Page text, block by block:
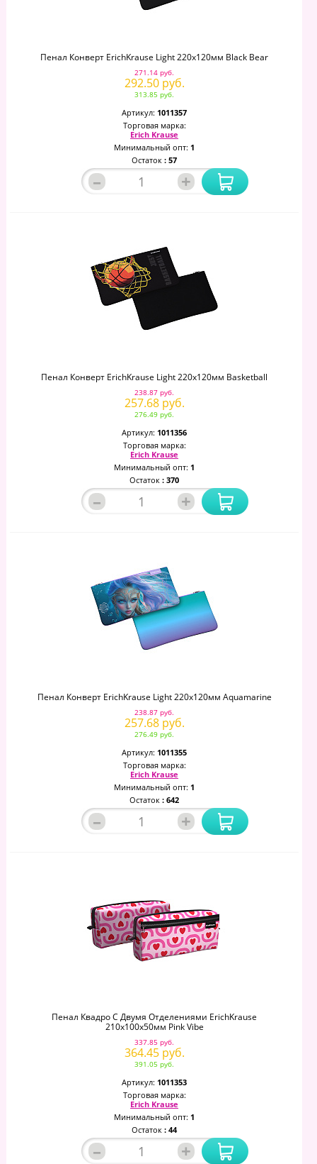
Пенал Конверт ErichKrause Light 220x120мм Black Bear
271.14 руб.
292.50 руб.
313.85 руб.
Артикул: 1011357
Торговая марка:
Erich Krause
Минимальный опт: 1
Остаток : 57
– +
Пенал Конверт ErichKrause Light 220x120мм Basketball
238.87 руб.
257.68 руб.
276.49 руб.
Артикул: 1011356
Торговая марка:
Erich Krause
Минимальный опт: 1
Остаток : 370
– +
Пенал Конверт ErichKrause Light 220x120мм Aquamarine
238.87 руб.
257.68 руб.
276.49 руб.
Артикул: 1011355
Торговая марка:
Erich Krause
Минимальный опт: 1
Остаток : 642
– +
Пенал Квадро С Двумя Отделениями ErichKrause
210x100x50мм Pink Vibe
337.85 руб.
364.45 руб.
391.05 руб.
Артикул: 1011353
Торговая марка:
Erich Krause
Минимальный опт: 1
Остаток : 44
– +